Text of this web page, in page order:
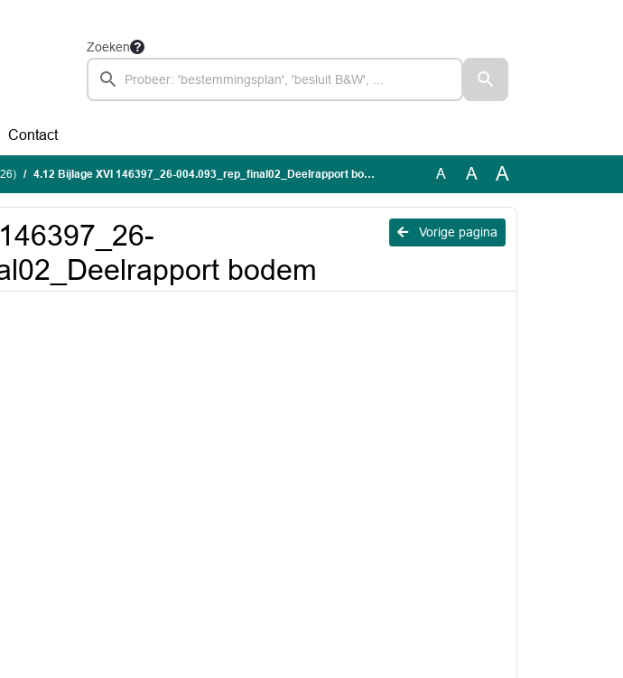
Zoeken
Contact
4.12 Bijlage XVI 146397_26-004.093_rep_final02_Deelrapport bodem A A A
Vorige pagina
bodem